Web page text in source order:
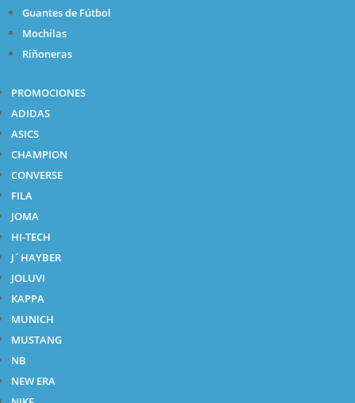
Guantes de Fútbol
Mochilas
Riñoneras
PROMOCIONES
ADIDAS
ASICS
CHAMPION
CONVERSE
FILA
JOMA
HI-TECH
J´HAYBER
JOLUVI
KAPPA
MUNICH
MUSTANG
NB
NEW ERA